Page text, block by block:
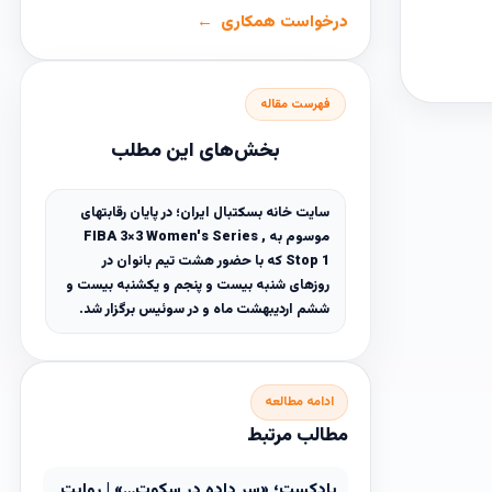
درخواست همکاری
فهرست مقاله
بخش‌های این مطلب
سایت خانه بسکتبال ایران؛ در پایان رقابتهای
موسوم به FIBA 3×3 Women's Series ,
Stop 1 که با حضور هشت تیم بانوان در
روزهای شنبه بیست و پنجم و یکشنبه بیست و
ششم اردیبهشت ماه و در سوئیس برگزار شد.
ادامه مطالعه
مطالب مرتبط